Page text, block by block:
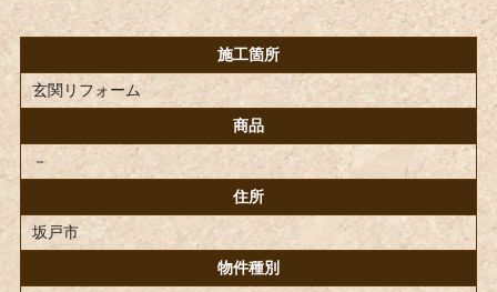
施工箇所
玄関リフォーム
商品
－
住所
坂戸市
物件種別